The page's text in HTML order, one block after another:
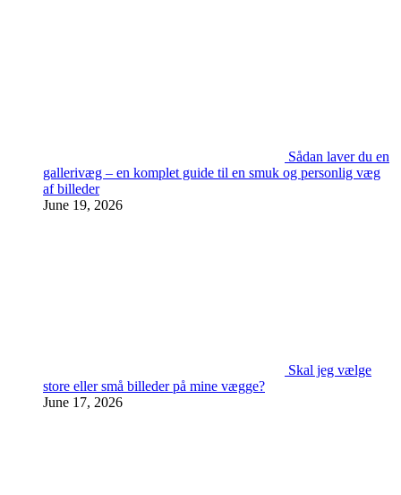
Sådan laver du en
gallerivæg – en komplet guide til en smuk og personlig væg
af billeder
June 19, 2026
Skal jeg vælge
store eller små billeder på mine vægge?
June 17, 2026